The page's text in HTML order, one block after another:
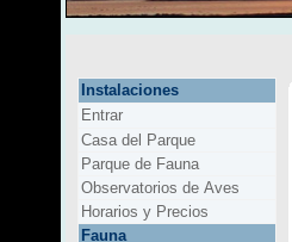
Instalaciones
Entrar
Casa del Parque
Parque de Fauna
Observatorios de Aves
Horarios y Precios
Fauna